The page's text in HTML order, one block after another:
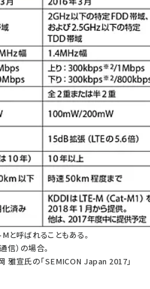
呼ばれることもある。
）の場合。
雅宣氏の「SEMICON Japan 2017」